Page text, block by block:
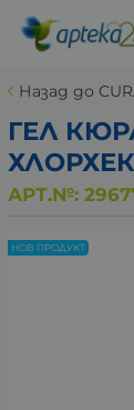
Назад до
ГЕЛ
АРТ.№:
НОВ ПРОДУКТ